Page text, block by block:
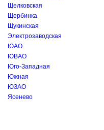
Щелковская
Щербинка
Щукинская
Электрозаводская
ЮАО
ЮВАО
Юго-Западная
Южная
ЮЗАО
Ясенево